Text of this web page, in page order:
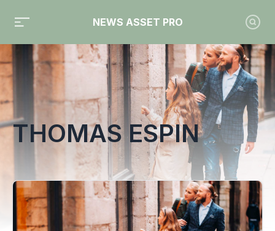
NEWS ASSET PRO
Toute l'actualité sur le tag "Thomas Espin"
THOMAS ESPIN